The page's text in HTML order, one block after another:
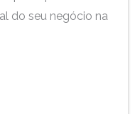
do seu negócio na